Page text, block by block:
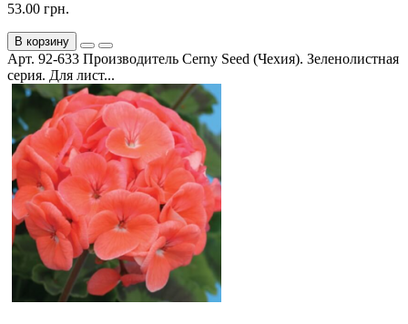
53.00 грн.
В корзину
Арт. 92-633 Производитель Cerny Seed (Чехия). Зеленолистная
серия. Для лист...